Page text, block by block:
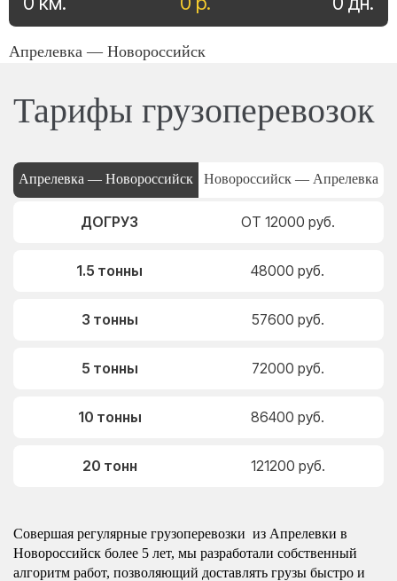
Апрелевка — Новороссийск
Тарифы грузоперевозок
Апрелевка — Новороссийск Новороссийск — Апрелевка
ДОГРУЗ ОТ 12000 руб.
1.5 тонны 48000 руб.
3 тонны 57600 руб.
5 тонны 72000 руб.
10 тонны 86400 руб.
20 тонн 121200 руб.
Совершая регулярные грузоперевозки из Апрелевки в
Новороссийск более 5 лет, мы разработали собственный
алгоритм работ, позволяющий доставлять грузы быстро и